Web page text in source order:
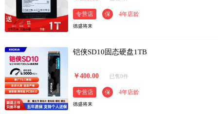
专营店 保 4年店龄
德盛将来
铠侠SD10固态硬盘1TB
￥400.00 已售0件
专营店 保 4年店龄
德盛将来